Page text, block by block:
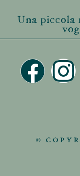
Una piccola
©